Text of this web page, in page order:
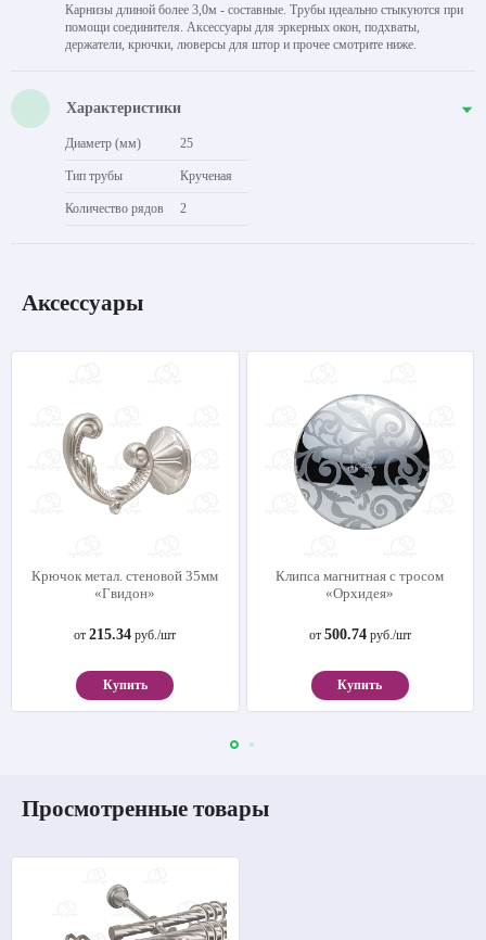
Карнизы длиной более 3,0м - составные. Трубы идеально стыкуются при
помощи соединителя. Аксессуары для эркерных окон, подхваты,
держатели, крючки, люверсы для штор и прочее смотрите ниже.
Характеристики
Диаметр (мм) 25
Тип трубы Крученая
Количество рядов 2
Аксессуары
Крючок метал. стеновой 35мм
«Гвидон»
от215.34 руб./шт
Купить
Клипса магнитная с тросом
«Орхидея»
от 500.74руб./шт
Купить
Просмотренные товары